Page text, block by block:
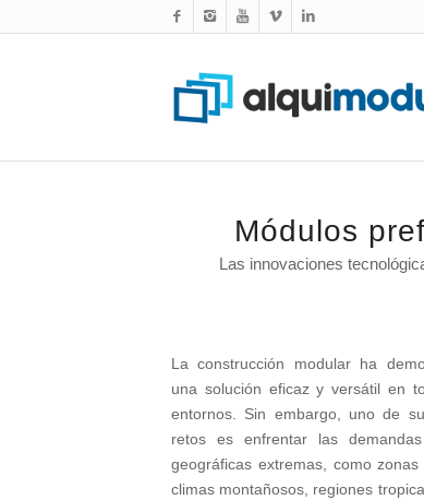
Módulos
Las innovaciones
La construcción modular ha
una solución eficaz y versátil en
entornos. Sin embargo, uno de
retos es enfrentar las
geográficas extremas, como zonas
climas montañosos, regiones